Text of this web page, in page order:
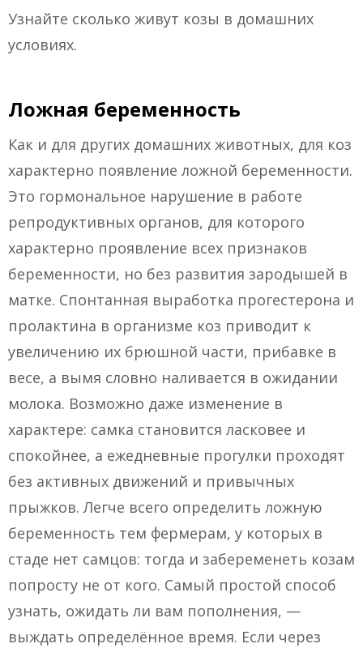
Узнайте сколько живут козы в домашних
условиях.
Ложная беременность
Как и для других домашних животных, для коз
характерно появление ложной беременности.
Это гормональное нарушение в работе
репродуктивных органов, для которого
характерно проявление всех признаков
беременности, но без развития зародышей в
матке. Спонтанная выработка прогестерона и
пролактина в организме коз приводит к
увеличению их брюшной части, прибавке в
весе, а вымя словно наливается в ожидании
молока. Возможно даже изменение в
характере: самка становится ласковее и
спокойнее, а ежедневные прогулки проходят
без активных движений и привычных
прыжков. Легче всего определить ложную
беременность тем фермерам, у которых в
стаде нет самцов: тогда и забеременеть козам
попросту не от кого. Самый простой способ
узнать, ожидать ли вам пополнения, —
выждать определённое время. Если через